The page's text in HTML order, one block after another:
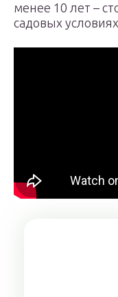
менее 10 лет –
садовых